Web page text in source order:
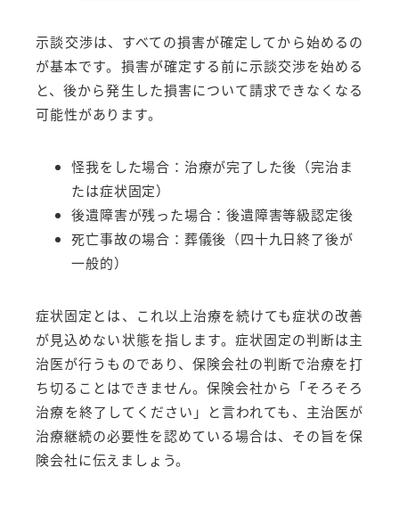
示談交渉は、すべての損害が確定してから始めるの
が基本です。損害が確定する前に示談交渉を始める
と、後から発生した損害について請求できなくなる
可能性があります。
怪我をした場合：治療が完了した後（完治ま
たは症状固定）
後遺障害が残った場合：後遺障害等級認定後
死亡事故の場合：葬儀後（四十九日終了後が
一般的）
症状固定とは、これ以上治療を続けても症状の改善
が見込めない状態を指します。症状固定の判断は主
治医が行うものであり、保険会社の判断で治療を打
ち切ることはできません。保険会社から「そろそろ
治療を終了してください」と言われても、主治医が
治療継続の必要性を認めている場合は、その旨を保
険会社に伝えましょう。